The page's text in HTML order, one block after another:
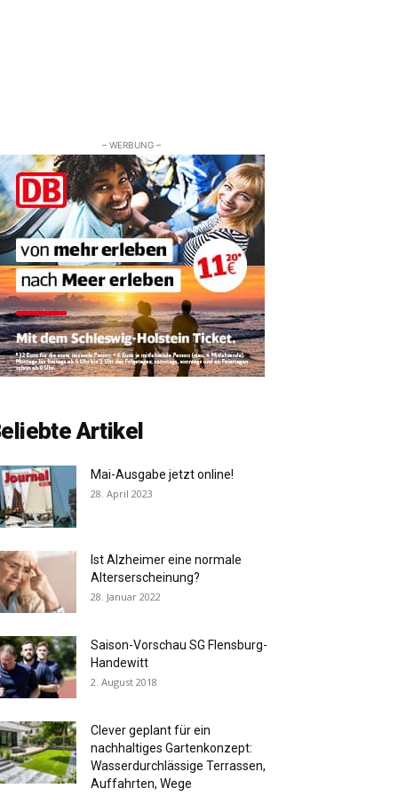
– WERBUNG –
Artikel
Mai-Ausgabe jetzt online!
28. April 2023
Ist Alzheimer eine normale
Alterserscheinung?
28. Januar 2022
Saison-Vorschau SG Flensburg-
Handewitt
2. August 2018
Clever geplant für ein
nachhaltiges Gartenkonzept:
Wasserdurchlässige Terrassen,
Auffahrten, Wege